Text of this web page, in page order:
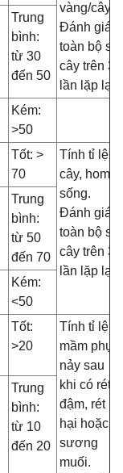
vàng/cây.
Đánh giá
toàn bộ số
cây trên 3
lần lặp lại
Trung
bình:
từ 30
đến 50
Kém:
>50
Tốt: >
70
Tính tỉ lệ
cây, hom
sống.
Đánh giá
toàn bộ số
cây trên 3
lần lặp lại
Trung
bình:
từ 50
đến 70
Kém:
<50
Tốt:
>20
Tính tỉ lệ
mầm phụ
nảy sau
khi có rét
đậm, rét
hại hoặc
sương
muối.
Trung
bình:
từ 10
đến 20